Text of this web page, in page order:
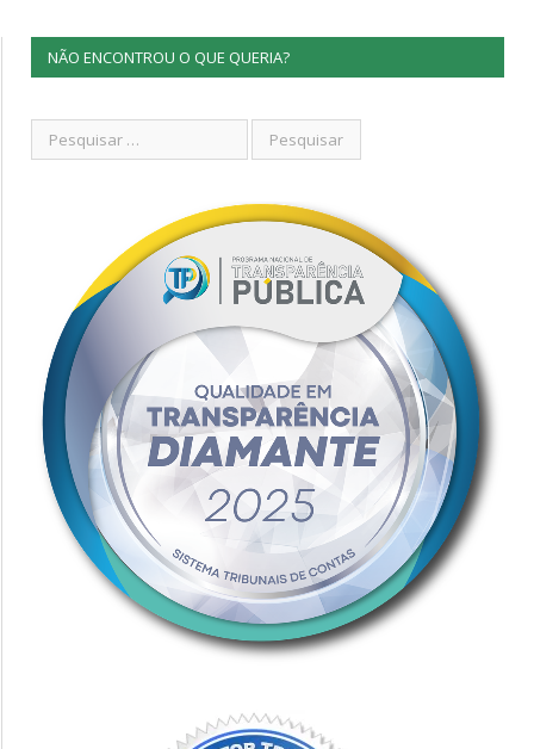
NÃO ENCONTROU O QUE QUERIA?